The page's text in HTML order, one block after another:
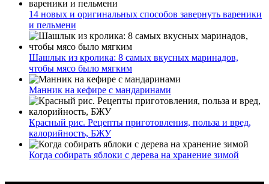
14 новых и оригинальных способов завернуть вареники
и пельмени
Шашлык из кролика: 8 самых вкусных маринадов,
чтобы мясо было мягким
Манник на кефире с мандаринами
Красный рис. Рецепты приготовления, польза и вред,
калорийность, БЖУ
Когда собирать яблоки с дерева на хранение зимой